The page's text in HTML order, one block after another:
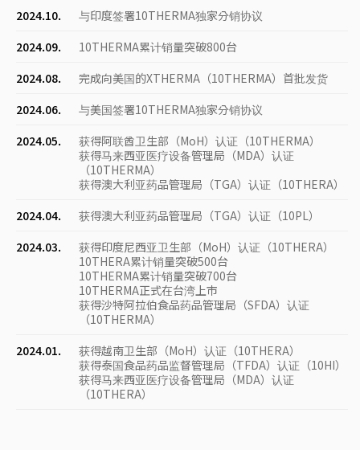
2024.10.
与印度签署10THERMA独家分销协议
2024.09.
10THERMA累计销量突破800台
2024.08.
完成向美国的XTHERMA（10THERMA）首批发货
2024.06.
与美国签署10THERMA独家分销协议
2024.05.
获得阿联酋卫生部（MoH）认证（10THERMA）
获得马来西亚医疗设备管理局（MDA）认证
（10THERMA）
获得澳大利亚药品管理局（TGA）认证（10THERA）
2024.04.
获得澳大利亚药品管理局（TGA）认证（10PL）
2024.03.
获得印度尼西亚卫生部（MoH）认证（10THERA）
10THERA累计销量突破500台
10THERMA累计销量突破700台
10THERMA正式在台湾上市
获得沙特阿拉伯食品药品管理局（SFDA）认证
（10THERMA）
2024.01.
获得越南卫生部（MoH）认证（10THERA）
获得泰国食品药品监督管理局（TFDA）认证（10HI）
获得马来西亚医疗设备管理局（MDA）认证
（10THERA）